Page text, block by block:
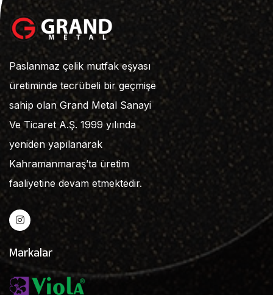
Paslanmaz çelik mutfak eşyası
üretiminde tecrübeli bir geçmişe
sahip olan Grand Metal Sanayi
Ve Ticaret A.Ş. 1999 yılında
yeniden yapılanarak
Kahramanmaraş’ta üretim
faaliyetine devam etmektedir.
Markalar